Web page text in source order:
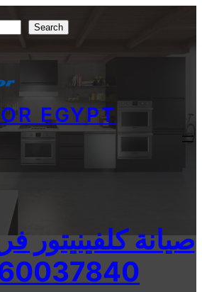
Search
EGYPT
صيانة كلفينيتور